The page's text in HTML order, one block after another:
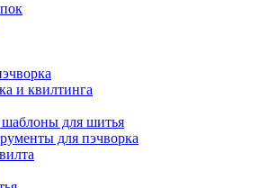
и квилтинга
для шитья
для пэчворка